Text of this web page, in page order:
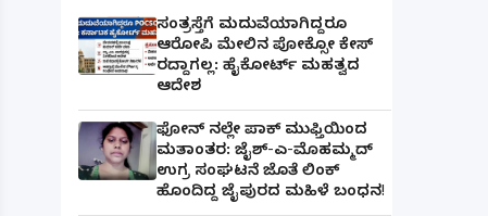
ಸಂತ್ರಸ್ತೆಗೆ ಮದುವೆಯಾಗಿದ್ದರೂ
ಆರೋಪಿ ಮೇಲಿನ ಪೋಕ್ಸೋ ಕೇಸ್
ರದ್ದಾಗಲ್ಲ: ಹೈಕೋರ್ಟ್ ಮಹತ್ವದ
ಆದೇಶ
ಫೋನ್ ನಲ್ಲೇ ಪಾಕ್ ಮುಫ್ತಿಯಿಂದ
ಮತಾಂತರ: ಜೈಶ್-ಎ-ಮೊಹಮ್ಮದ್
ಉಗ್ರ ಸಂಘಟನೆ ಜೊತೆ ಲಿಂಕ್
ಹೊಂದಿದ್ದ ಜೈಪುರದ ಮಹಿಳೆ ಬಂಧನ!